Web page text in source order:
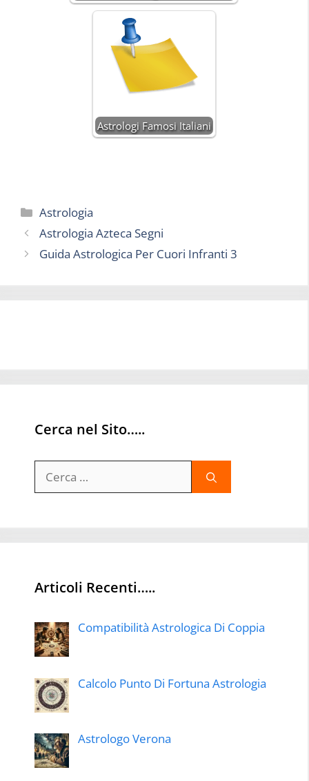
Astrologi Famosi Italiani
Categorie
Astrologia
Astrologia Azteca Segni
Guida Astrologica Per Cuori Infranti 3
Cerca nel Sito…..
per:
Articoli Recenti…..
Compatibilità Astrologica Di Coppia
Calcolo Punto Di Fortuna Astrologia
Astrologo Verona